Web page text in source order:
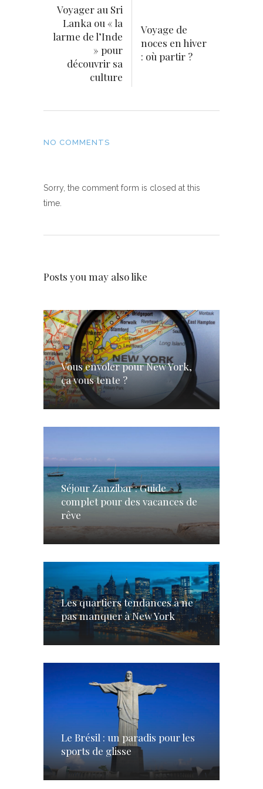
Voyager au Sri
Lanka ou « la
larme de l’Inde
» pour
découvrir sa
culture
Voyage de
noces en hiver
: où partir ?
NO COMMENTS
Sorry, the comment form is closed at this
time.
Posts you may also like
Vous envoler pour New York,
ça vous tente ?
Séjour Zanzibar : Guide
complet pour des vacances de
rêve
Les quartiers tendances à ne
pas manquer à New York
Le Brésil : un paradis pour les
sports de glisse